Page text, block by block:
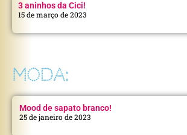
3 aninhos da Cici!
15 de março de 2023
MODA:
Mood de sapato branco!
25 de janeiro de 2023